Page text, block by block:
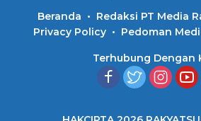
Beranda
Redaksi PT Media
Privacy Policy
Pedoman
Terhubung Dengan